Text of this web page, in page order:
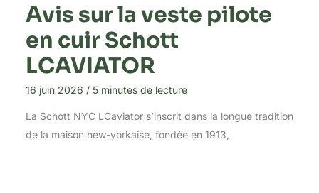
Avis sur la veste pilote
en cuir Schott
LCAVIATOR
16 juin 2026 / 5 minutes de lecture
La Schott NYC LCaviator s’inscrit dans la longue tradition
de la maison new-yorkaise, fondée en 1913,